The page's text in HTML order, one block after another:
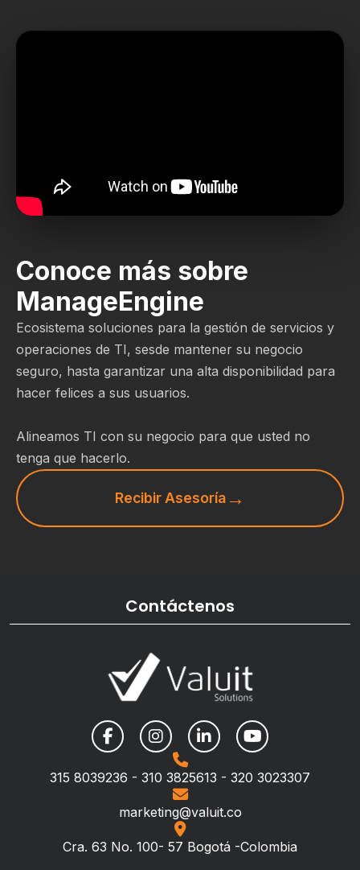
Conoce más sobre
ManageEngine
Ecosistema soluciones para la gestión de servicios y
operaciones de TI, sesde mantener su negocio
seguro, hasta garantizar una alta disponibilidad para
hacer felices a sus usuarios.
Alineamos TI con su negocio para que usted no
tenga que hacerlo.
Recibir Asesoría
Contáctenos
315 8039236 - 310 3825613 - 320 3023307
marketing@valuit.co
Cra. 63 No. 100- 57 Bogotá -Colombia